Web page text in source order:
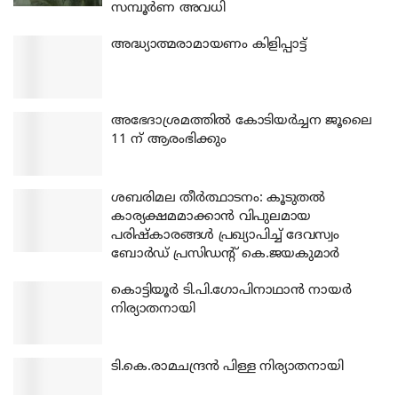
സമ്പൂർണ അവധി
അദ്ധ്യാത്മരാമായണം കിളിപ്പാട്ട്
അഭേദാശ്രമത്തില്‍ കോടിയര്‍ച്ചന ജൂലൈ
11 ന് ആരംഭിക്കും
ശബരിമല തീര്‍ത്ഥാടനം: കൂടുതല്‍
കാര്യക്ഷമമാക്കാന്‍ വിപുലമായ
പരിഷ്‌കാരങ്ങള്‍ പ്രഖ്യാപിച്ച് ദേവസ്വം
ബോര്‍ഡ് പ്രസിഡന്റ് കെ.ജയകുമാര്‍
കൊട്ടിയൂര്‍ ടി.പി.ഗോപിനാഥാന്‍ നായര്‍
നിര്യാതനായി
ടി.കെ.രാമചന്ദ്രന്‍ പിള്ള നിര്യാതനായി